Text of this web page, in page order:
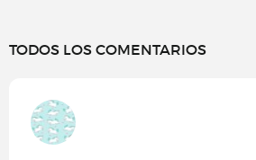
TODOS LOS COMENTARIOS